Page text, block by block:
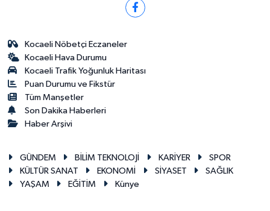
Kocaeli Nöbetçi Eczaneler
Kocaeli Hava Durumu
Kocaeli Trafik Yoğunluk Haritası
Puan Durumu ve Fikstür
Tüm Manşetler
Son Dakika Haberleri
Haber Arşivi
GÜNDEM BİLİM TEKNOLOJİ KARİYER
SPOR
KÜLTÜR SANAT
EKONOMİ SİYASET
SAĞLIK
YAŞAM
EĞİTİM Künye